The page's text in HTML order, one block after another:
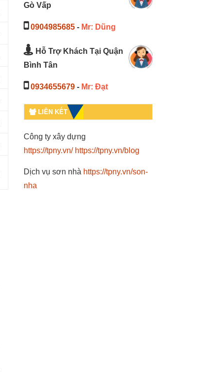
Gò Vấp
0904985685- Mr: Dũng
Hỗ Trợ Khách Tại Quận
Bình Tân
0934655679- Mr: Đạt
LIÊN KẾT
Công ty xây dựng
https://tpny.vn/ https://tpny.vn/blog
Dịch vụ sơn nhà https://tpny.vn/son-
nha